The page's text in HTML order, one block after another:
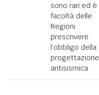
sono rari ed è
facoltà delle
Regioni
prescrivere
l’obbligo della
progettazione
antisismica.